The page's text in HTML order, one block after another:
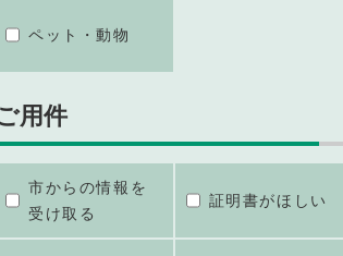
ペット・動物
用件
市からの情報を
受け取る
証明書がほしい